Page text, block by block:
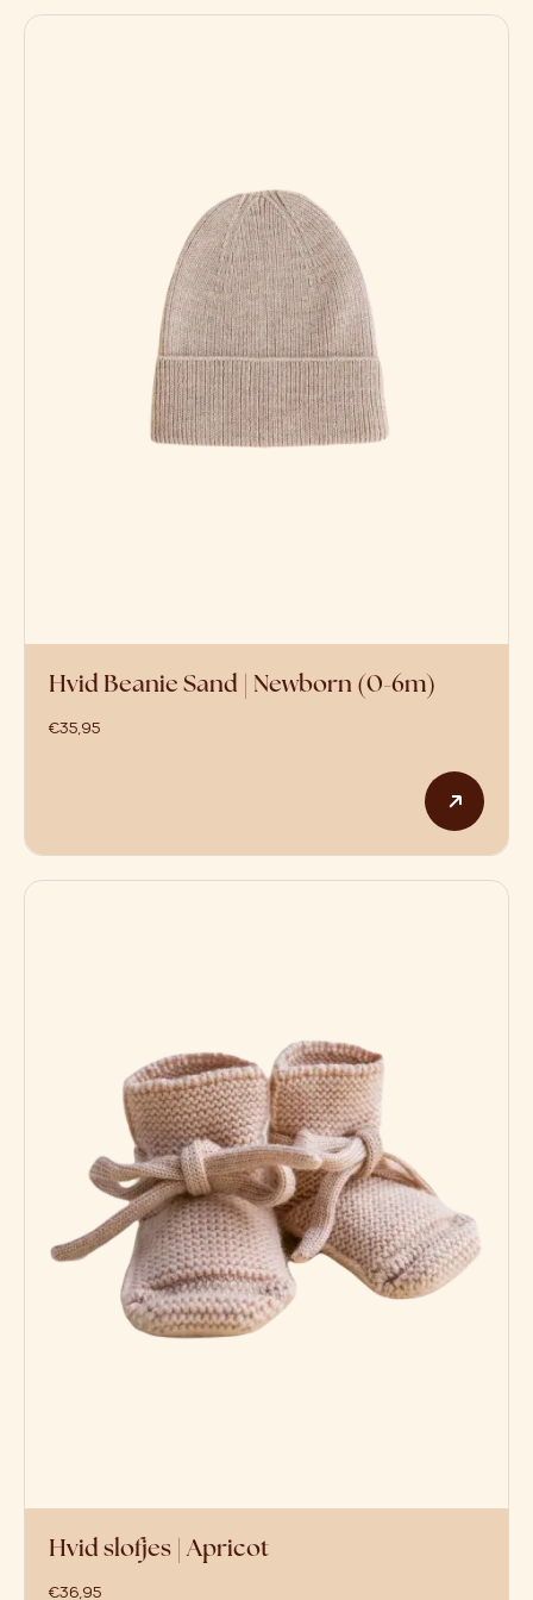
Hvid Beanie Sand | Newborn (0-6m)
€35,95
Hvid slofjes | Apricot
€36,95